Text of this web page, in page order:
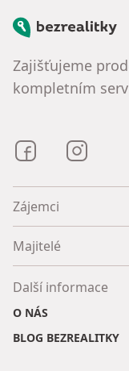
Bezrealitky
Zajišťujeme
kompletním
Bezrealitky na
Zájemci
Majitelé
Další informace
O NÁS
BLOG BEZREALITKY